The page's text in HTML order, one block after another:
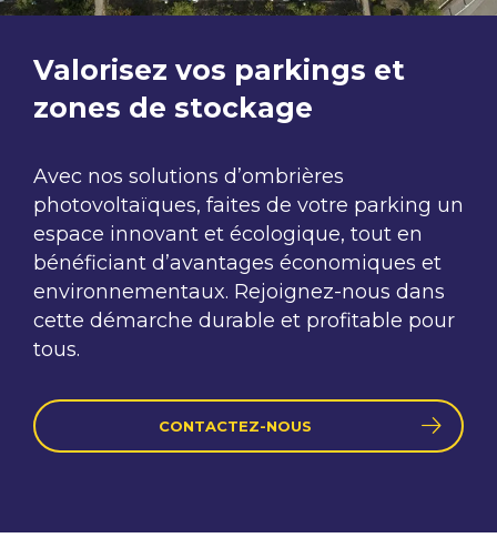
Valorisez vos parkings et
zones de stockage
Avec nos solutions d’ombrières
photovoltaïques, faites de votre parking un
espace innovant et écologique, tout en
bénéficiant d’avantages économiques et
environnementaux. Rejoignez-nous dans
cette démarche durable et profitable pour
tous.
CONTACTEZ-NOUS